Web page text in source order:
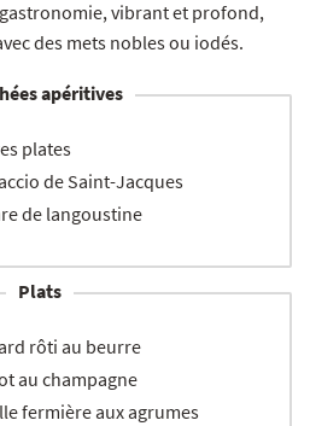
vibrant et profond,
des mets nobles ou iodés.
apéritives
plates
de Saint-Jacques
de langoustine
Plats
rôti au beurre
au champagne
fermière aux agrumes